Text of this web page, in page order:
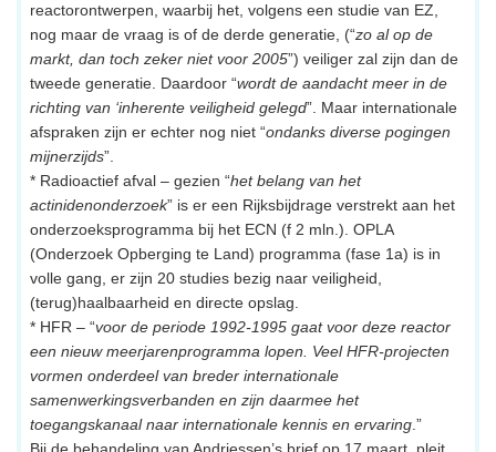
reactorontwerpen, waarbij het, volgens een studie van EZ,
nog maar de vraag is of de derde generatie, (“zo al op de
markt, dan toch zeker niet voor 2005”) veiliger zal zijn dan de
tweede generatie. Daardoor “wordt de aandacht meer in de
richting van ‘inherente veiligheid gelegd”. Maar internationale
afspraken zijn er echter nog niet “ondanks diverse pogingen
mijnerzijds”.
* Radioactief afval – gezien “het belang van het
actinidenonderzoek” is er een Rijksbijdrage verstrekt aan het
onderzoeksprogramma bij het ECN (f 2 mln.). OPLA
(Onderzoek Opberging te Land) programma (fase 1a) is in
volle gang, er zijn 20 studies bezig naar veiligheid,
(terug)haalbaarheid en directe opslag.
* HFR – “voor de periode 1992-1995 gaat voor deze reactor
een nieuw meerjarenprogramma lopen. Veel HFR-projecten
vormen onderdeel van breder internationale
samenwerkingsverbanden en zijn daarmee het
toegangskanaal naar internationale kennis en ervaring.”